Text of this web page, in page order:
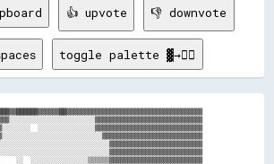
👍 upvote 👎 downvote
toggle palette ▓→✊🏽
░░░░░░░░░░░░░░░░▓▓▓▓▓▓▓▓▓▓▓▓▓▓▓▓▓▓▓▓▓▓▓▓▓▓▓▓▓▓
░░░░░░░░░░░░░░░░▒▒▒▒▒▒▓▓▓▓▓▓▓▓▓▓▓▓▓▓▓▓▓▓▓▓▓▓▓▓▓▓